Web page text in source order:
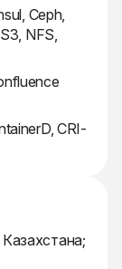
Ceph,
NFS,
CRI-